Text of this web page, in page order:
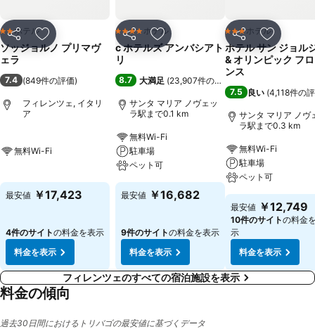
シェア お気に入りに追加
2 ホテルのランク
ホテル
ソッジョルノ プリマヴ
ェラ
7.4 (849件の評価)
フィレンツェ, イタリ
ア
無料Wi-Fi
最安値 ￥17,423
4件のサイトの料金を表示
料金を表示
シェア お気に入りに追加
4 ホテルのランク
ホテル
c ホテルズ アンバシアト
リ
8.7 大満足 (23,907件の評価
サンタ マリア ノヴェッ
ラ駅まで0.1 km
無料Wi-Fi
駐車場
ペット可
最安値 ￥16,682
9件のサイトの料金を表示
料金を表示
シェア お気に入
3 ホテルのランク
ホテル
ホテル サン ジョル
& オリンピック フ
ンス
7.5 良い (4,118件の
サンタ マリア ノヴ
ラ駅まで0.3 km
無料Wi-Fi
駐車場
ペット可
最安値 ￥12,749
10件のサイトの料金
示
料金を表示
フィレンツェのすべての宿泊施設を表示
料金の傾向
過去30日間におけるトリバゴの最安値に基づくデータ